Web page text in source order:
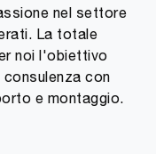
nel settore
La totale
noi l'obiettivo
con
e montaggio.